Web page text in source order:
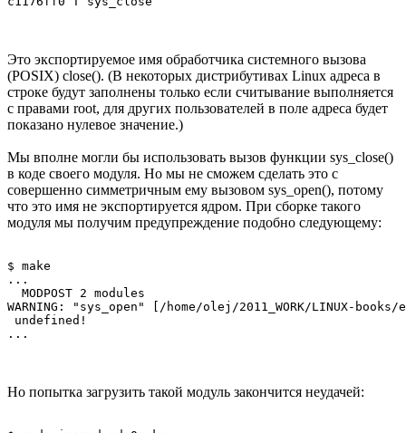
Это экспортируемое имя обработчика системного вызова
(POSIX) close(). (В некоторых дистрибутивах Linux адреса в
строке будут заполнены только если считывание выполняется
с правами root, для других пользователей в поле адреса будет
показано нулевое значение.)
Мы вполне могли бы использовать вызов функции sys_close()
в коде своего модуля. Но мы не сможем сделать это с
совершенно симметричным ему вызовом sys_open(), потому
что это имя не экспортируется ядром. При сборке такого
модуля мы получим предупреждение подобно следующему:
$ make
...
  MODPOST 2 modules
WARNING: "sys_open" [/home/olej/2011_WORK/LINUX-
undefined!
Но попытка загрузить такой модуль закончится неудачей: